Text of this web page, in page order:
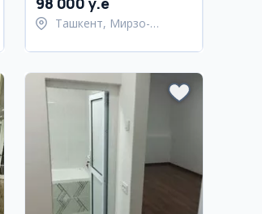
Ташкент, Мирзо-